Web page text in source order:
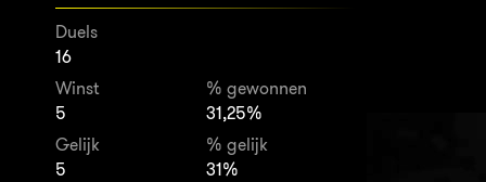
Duels
16
Winst
5
% gewonnen
31,25%
Gelijk
5
% gelijk
31%